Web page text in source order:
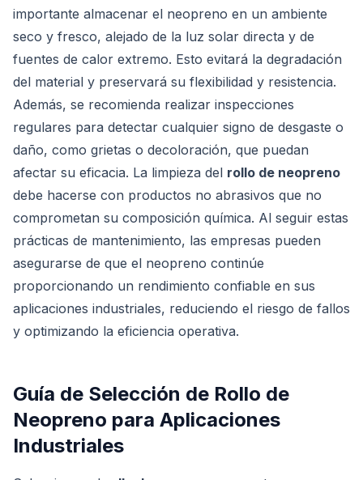
importante almacenar el neopreno en un ambiente
seco y fresco, alejado de la luz solar directa y de
fuentes de calor extremo. Esto evitará la degradación
del material y preservará su flexibilidad y resistencia.
Además, se recomienda realizar inspecciones
regulares para detectar cualquier signo de desgaste o
daño, como grietas o decoloración, que puedan
afectar su eficacia. La limpieza del rollo de neopreno
debe hacerse con productos no abrasivos que no
comprometan su composición química. Al seguir estas
prácticas de mantenimiento, las empresas pueden
asegurarse de que el neopreno continúe
proporcionando un rendimiento confiable en sus
aplicaciones industriales, reduciendo el riesgo de fallos
y optimizando la eficiencia operativa.
Guía de Selección de Rollo de
Neopreno para Aplicaciones
Industriales